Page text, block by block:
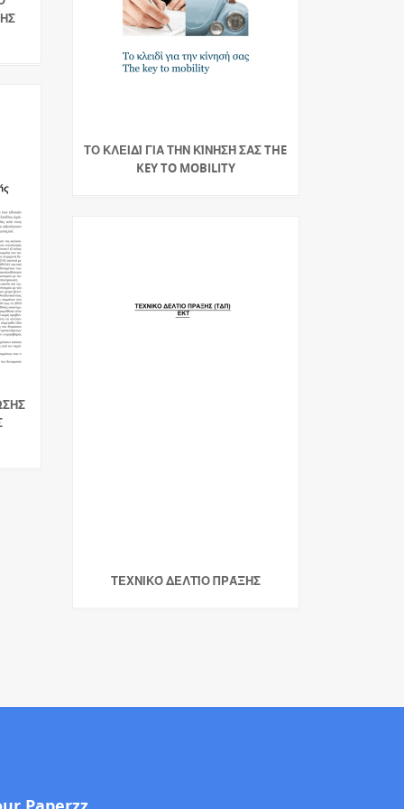
ΤΟ ΚΛΕΙΔΊ ΓΙΑ ΤΗΝ ΚΊΝΗΣΉ ΣΑΣ THE
KEY TO MOBILITY
ΤΕΧΝΙΚΌ ΔΕΛΤΊΟ ΠΡΆΞΗΣ